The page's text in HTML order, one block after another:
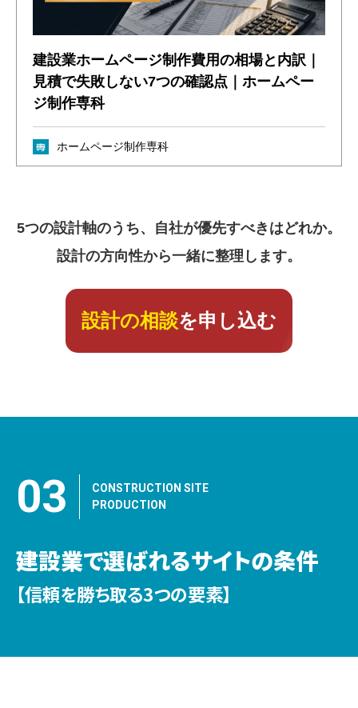
建設業ホームページ制作費用の相場と内訳｜
見積で失敗しない7つの確認点｜ホームペー
ジ制作専科
ホームページ制作専科
5つの設計軸のうち、自社が優先すべきはどれか。
設計の方向性から一緒に整理します。
設計の相談を申し込む
03
CONSTRUCTION SITE
PRODUCTION
建設業で選ばれるサイトの条件
【信頼を勝ち取る3つの要素】